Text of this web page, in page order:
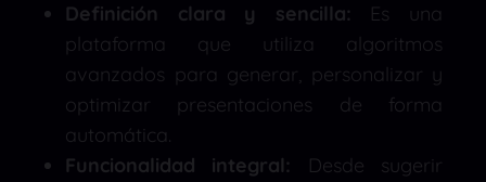
Definición clara y sencilla: Es una
plataforma que utiliza algoritmos
avanzados para generar, personalizar y
optimizar presentaciones de forma
automática.
Funcionalidad integral:
Desde sugerir